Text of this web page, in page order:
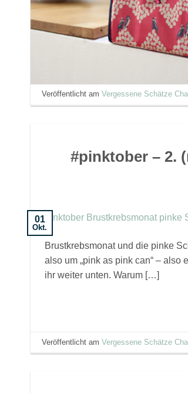
Veröffentlicht amVergessene Schätze
#pinktober – 2.
01
Okt.
Brustkrebsmonat und die pinke
also um „pink as pink can“ –
ihr weiter unten. Warum […]
Veröffentlicht amVergessene Schätze